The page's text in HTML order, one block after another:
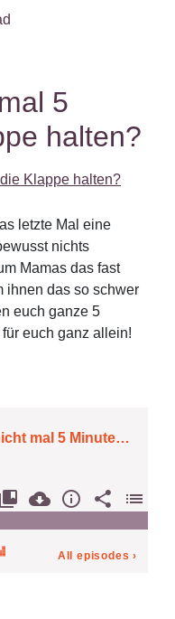
5
halten?
letzte Mal eine
nichts
Mamas das fast
ihnen das so schwer
euch ganze 5
euch ganz allein!